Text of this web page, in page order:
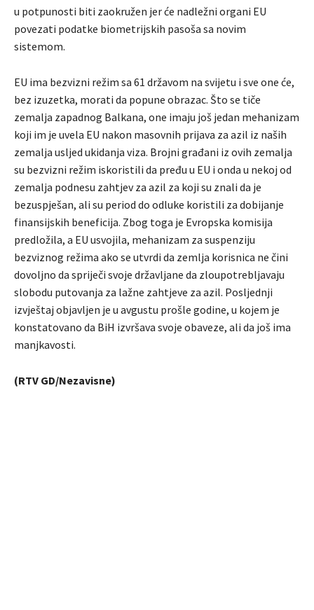
u potpunosti biti zaokružen jer će nadležni organi EU
povezati podatke biometrijskih pasoša sa novim
sistemom.
EU ima bezvizni režim sa 61 državom na svijetu i sve one će,
bez izuzetka, morati da popune obrazac. Što se tiče
zemalja zapadnog Balkana, one imaju još jedan mehanizam
koji im je uvela EU nakon masovnih prijava za azil iz naših
zemalja usljed ukidanja viza. Brojni građani iz ovih zemalja
su bezvizni režim iskoristili da pređu u EU i onda u nekoj od
zemalja podnesu zahtjev za azil za koji su znali da je
bezuspješan, ali su period do odluke koristili za dobijanje
finansijskih beneficija. Zbog toga je Evropska komisija
predložila, a EU usvojila, mehanizam za suspenziju
bezviznog režima ako se utvrdi da zemlja korisnica ne čini
dovoljno da spriječi svoje državljane da zloupotrebljavaju
slobodu putovanja za lažne zahtjeve za azil. Posljednji
izvještaj objavljen je u avgustu prošle godine, u kojem je
konstatovano da BiH izvršava svoje obaveze, ali da još ima
manjkavosti.
(RTV GD/Nezavisne)